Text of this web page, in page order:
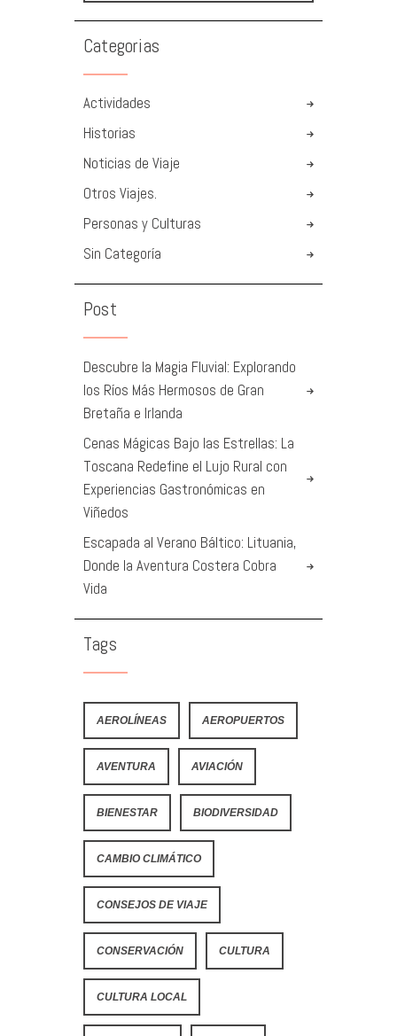
Categorias
Actividades
Historias
Noticias de Viaje
Otros Viajes.
Personas y Culturas
Sin Categoría
Post
Descubre la Magia Fluvial: Explorando
los Ríos Más Hermosos de Gran
Bretaña e Irlanda
Cenas Mágicas Bajo las Estrellas: La
Toscana Redefine el Lujo Rural con
Experiencias Gastronómicas en
Viñedos
Escapada al Verano Báltico: Lituania,
Donde la Aventura Costera Cobra
Vida
Tags
AEROLÍNEAS AEROPUERTOS
AVENTURA AVIACIÓN
BIENESTAR BIODIVERSIDAD
CAMBIO CLIMÁTICO
CONSEJOS DE VIAJE
CONSERVACIÓN CULTURA
CULTURA LOCAL